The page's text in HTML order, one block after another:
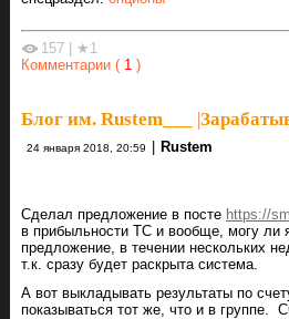
157 | ★1
Комментарии ( 1 )
Блог им. Rustem___ |
24 января 2018, 20:59 | Rustem
Сделал предложение в посте https://
в прибыльности ТС и вообще, могу ли
предложение, в течении нескольких
т.к. сразу будет раскрыта система.
А вот выкладывать результаты по
показываться тот же, что и в группе.